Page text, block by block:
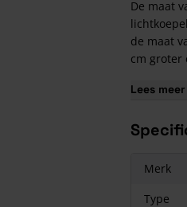
De maat
de maat
cm groter
de
Lees meer
Merk
Type